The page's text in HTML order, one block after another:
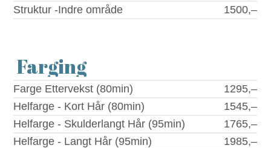
Struktur -Indre område
1500,–
Farging
Farge Ettervekst (80min)
1295,–
Helfarge - Kort Hår (80min)
1545,–
Helfarge - Skulderlangt Hår (95min)
1765,–
Helfarge - Langt Hår (95min)
1985,–